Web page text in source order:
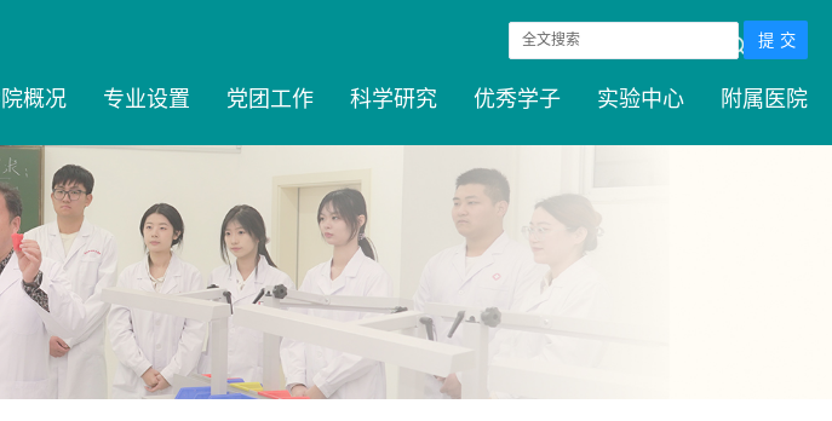
搜索
概况 专业设置 党团工作 科学研究 优秀学子 实验中心 附属医院